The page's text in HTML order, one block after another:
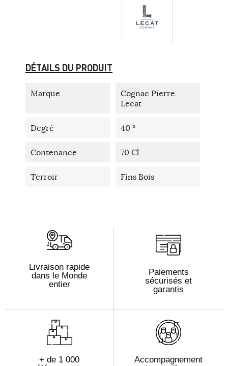
DÉTAILS DU PRODUIT
Marque
Cognac Pierre
Lecat
Degré 40 °
Contenance 70 Cl
Terroir Fins Bois
Livraison rapide
dans le Monde
entier
Paiements
sécurisés et
garantis
+ de 1 000
Accompagnement